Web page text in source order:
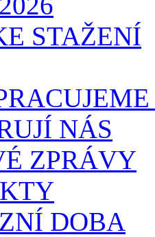
STAŽENÍ
NÁS
ZPRÁVY
DOBA